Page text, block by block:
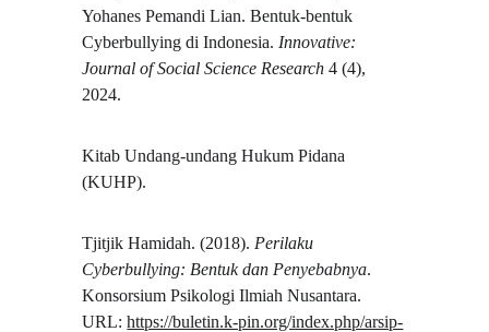
Yohanes Pemandi Lian. Bentuk-bentuk
Cyberbullying di Indonesia. Innovative:
Journal of Social Science Research 4 (4),
2024.
Kitab Undang-undang Hukum Pidana
(KUHP).
Tjitjik Hamidah. (2018). Perilaku
Cyberbullying: Bentuk dan Penyebabnya.
Konsorsium Psikologi Ilmiah Nusantara.
URL: https://buletin.k-pin.org/index.php/arsip-